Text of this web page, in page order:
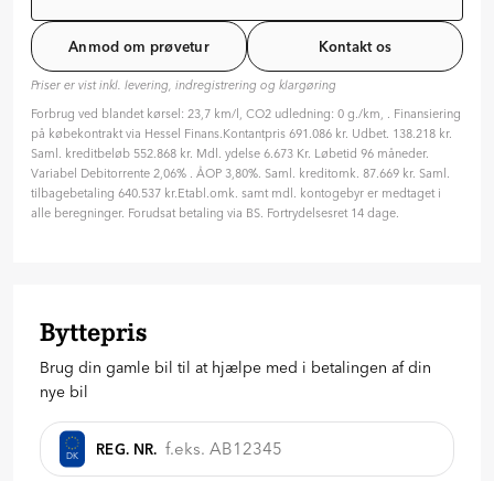
Tilpas din aftale
Hvilken type rente ønsker du?
Variabel
Fast
Hvor længe skal finansieringen løbe? (måneder)
96 mdr. ( 8 år )
20
Anmod om prøvetur Kontakt os
Priser er vist inkl. levering, indregistrering og klargøring
Forbrug ved blandet kørsel: 23,7 km/l, CO2 udledning: 0 g./km, . Finansiering
på købekontrakt via Hessel Finans.Kontantpris 691.086 kr. Udbet. 138.218 kr.
Saml. kreditbeløb 552.868 kr. Mdl. ydelse 6.673 Kr. Løbetid 96 måneder.
Variabel Debitorrente 2,06% . ÅOP 3,80%. Saml. kreditomk. 87.669 kr. Saml.
tilbagebetaling 640.537 kr.Etabl.omk. samt mdl. kontogebyr er medtaget i
alle beregninger. Forudsat betaling via BS. Fortrydelsesret 14 dage.
Byttepris
Brug din gamle bil til at hjælpe med i betalingen af din
nye bil
DK REG. NR.